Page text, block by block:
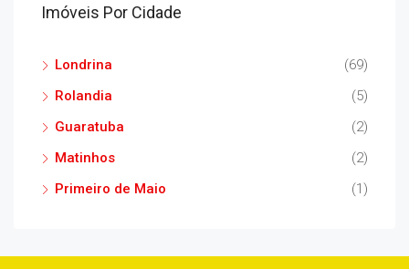
Imóveis Por Cidade
Londrina
(69)
Rolandia
(5)
Guaratuba
(2)
Matinhos
(2)
Primeiro de Maio
(1)